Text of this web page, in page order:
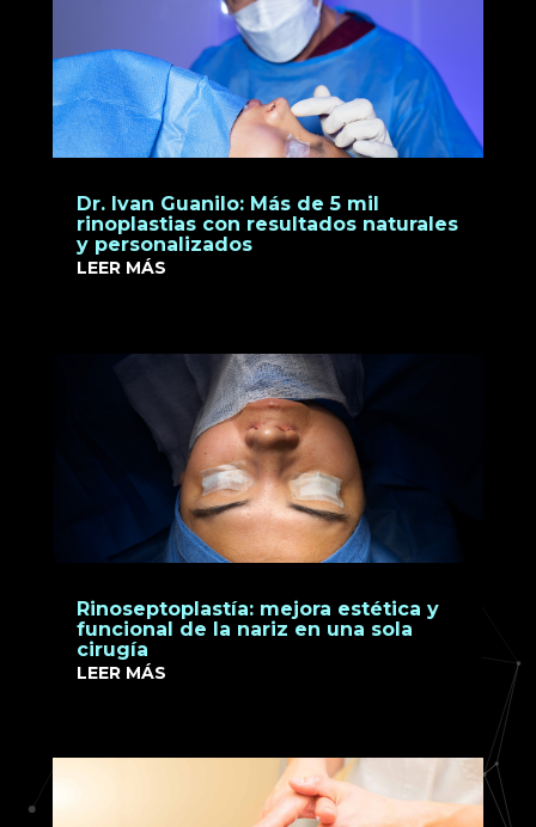
Dr. Ivan Guanilo: Más de 5 mil
rinoplastias con resultados naturales
y personalizados
LEER MÁS
Rinoseptoplastía: mejora estética y
funcional de la nariz en una sola
cirugía
LEER MÁS